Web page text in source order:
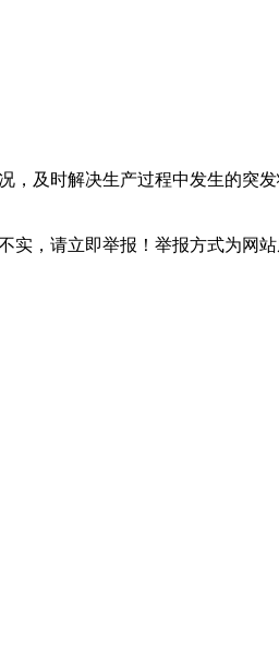
及时解决生产过程中发生的突发
实，请立即举报！举报方式为网